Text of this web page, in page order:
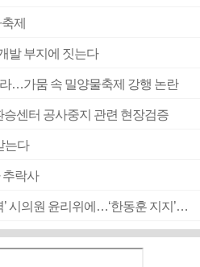
제
발 부지에 짓는다
…가뭄 속 밀양물축제 강행 논란
승센터 공사중지 관련 현장검증
는다
추락사
국힘 부산시당, ‘정이한 조력’ 시의원 윤리위에…‘한동훈 지지’도 신고접수